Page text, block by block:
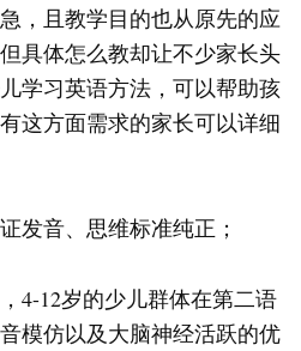
，且教学目的也从原先的应
具体怎么教却让不少家长头
学习英语方法，可以帮助孩
这方面需求的家长可以详细
音、思维标准纯正；
12岁的少儿群体在第二语
模仿以及大脑神经活跃的优